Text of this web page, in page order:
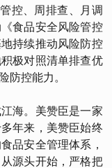
控、周排查、月调
食品安全风险管控
持续推动风险防控
极对照清单排查优
防控能力。
海。美赞臣是一家
年来，美赞臣始终
品安全管理体系，
源头开始，严格把